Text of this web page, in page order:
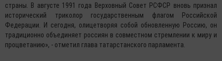
страны. В августе 1991 года Верховный Совет РСФСР вновь признал
исторический триколор государственным флагом Российской
Федерации. И сегодня, олицетворяя собой обновленную Россию, он
традиционно объединяет россиян в совместном стремлении к миру и
процветанию», - отметил глава татарстанского парламента.